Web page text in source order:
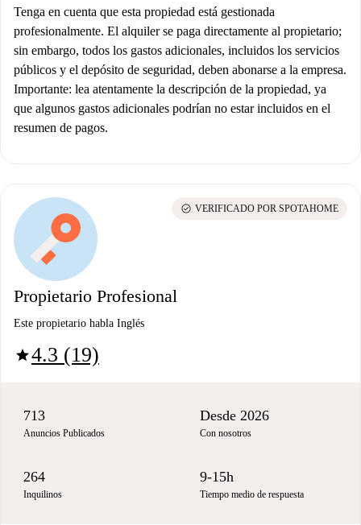
Tenga en cuenta que esta propiedad está gestionada
profesionalmente. El alquiler se paga directamente al propietario;
sin embargo, todos los gastos adicionales, incluidos los servicios
públicos y el depósito de seguridad, deben abonarse a la empresa.
Importante: lea atentamente la descripción de la propiedad, ya
que algunos gastos adicionales podrían no estar incluidos en el
resumen de pagos.
Propietario Profesional
Este propietario habla Inglés
star4.3 (19)
check_circle VERIFICADO POR SPOTAHOME
713
Anuncios Publicados
Desde 2026
Con nosotros
264
Inquilinos
9-15h
Tiempo medio de respuesta